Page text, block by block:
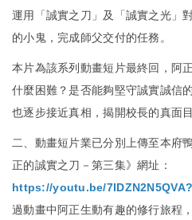
運用「誠實之刀」及「誠實之光」
的小鬼，完成師父交付的任務。
本片為該系列動畫短片最終回，阿
什麼困難？是否能夠堅守誠實誠信
也逐步接近真相，揭開校長的真面
二、動畫短片業已分別上傳至本府
正的誠實之刀－第三集》網址：
https://youtu.be/
過動畫中阿正生動有趣的修行旅程